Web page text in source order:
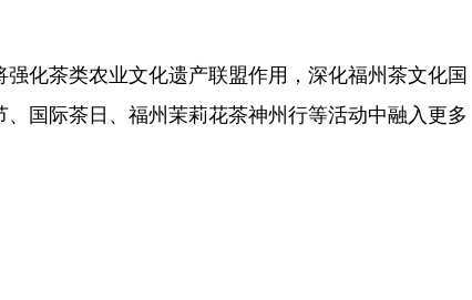
茶类农业文化遗产联盟作用，深化福州茶文化国
国际茶日、福州茉莉花茶神州行等活动中融入更多